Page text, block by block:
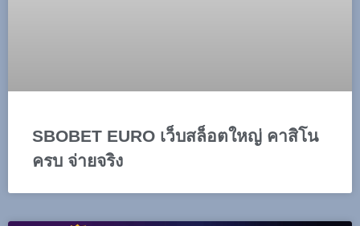
SBOBET EURO เว็บสล็อตใหญ่ คาสิโน
ครบ จ่ายจริง